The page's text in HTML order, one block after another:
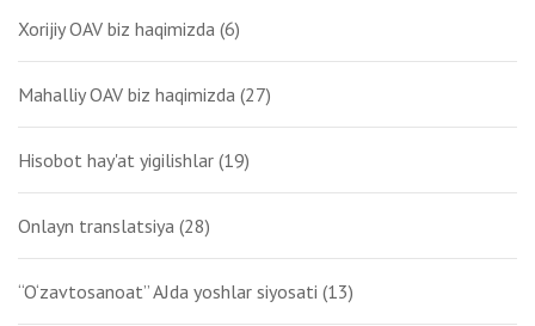
Xorijiy OAV biz haqimizda (6)
Mahalliy OAV biz haqimizda (27)
Hisobot hay'at yigilishlar (19)
Onlayn translatsiya (28)
“O‘zavtosanoat” AJda yoshlar siyosati (13)